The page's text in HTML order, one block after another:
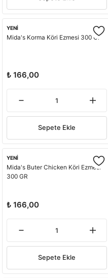
YENİ
Mida's Korma Köri Ezmesi 300 Gr
₺ 166,00
Sepete Ekle
YENİ
Mida's Buter Chicken Köri Ezmesi
300 GR
₺ 166,00
Sepete Ekle